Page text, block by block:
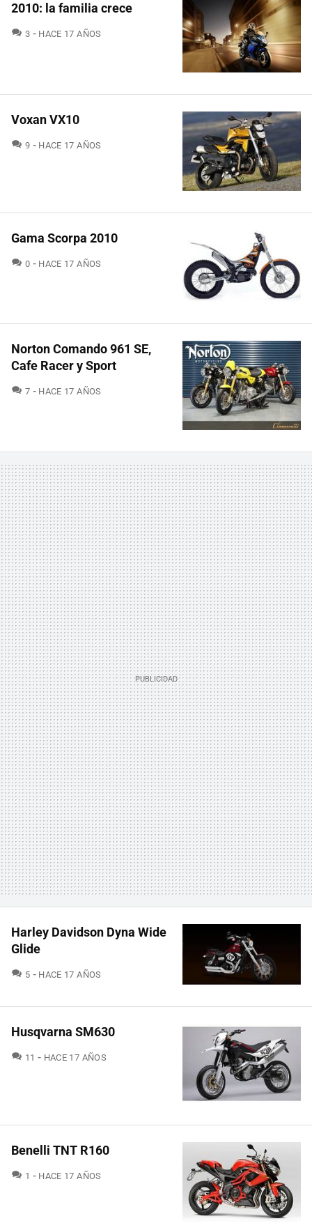
2010: la familia crece
3 COMENTARIOS
HACE 17 AÑOS
Voxan VX10
9 COMENTARIOS
HACE 17 AÑOS
Gama Scorpa 2010
0 COMENTARIOS
HACE 17 AÑOS
Norton Comando 961 SE,
Cafe Racer y Sport
7 COMENTARIOS
HACE 17 AÑOS
Harley Davidson Dyna Wide
Glide
5 COMENTARIOS
HACE 17 AÑOS
Husqvarna SM630
11 COMENTARIOS
HACE 17 AÑOS
Benelli TNT R160
1 COMENTARIOS
HACE 17 AÑOS